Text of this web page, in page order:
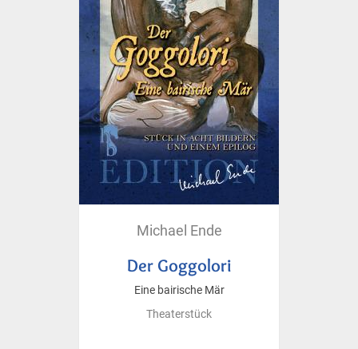
Michael Ende
Der Goggolori
Eine bairische Mär
Theaterstück